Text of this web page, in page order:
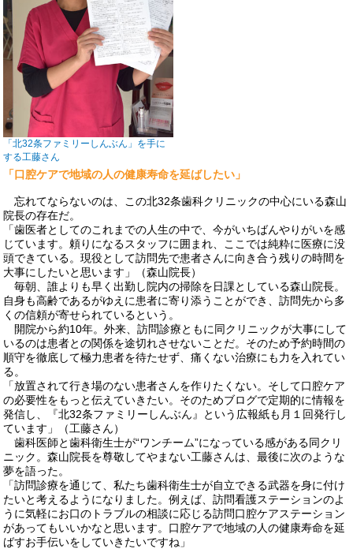
「北32条ファミリーしんぶん」を手に
する工藤さん
「口腔ケアで地域の人の健康寿命を延ばしたい」
忘れてならないのは、この北32条歯科クリニックの中心にいる森山
院長の存在だ。
「歯医者としてのこれまでの人生の中で、今がいちばんやりがいを感
じています。頼りになるスタッフに囲まれ、ここでは純粋に医療に没
頭できている。現役として訪問先で患者さんに向き合う残りの時間を
大事にしたいと思います」（森山院長）
毎朝、誰よりも早く出勤し院内の掃除を日課としている森山院長。
自身も高齢であるがゆえに患者に寄り添うことができ、訪問先から多
くの信頼が寄せられているという。
開院から約10年。外来、訪問診療ともに同クリニックが大事にして
いるのは患者との関係を途切れさせないことだ。そのため予約時間の
順守を徹底して極力患者を待たせず、痛くない治療にも力を入れてい
る。
「放置されて行き場のない患者さんを作りたくない。そして口腔ケア
の必要性をもっと伝えていきたい。そのためブログで定期的に情報を
発信し、『北32条ファミリーしんぶん』という広報紙も月１回発行し
ています」（工藤さん）
歯科医師と歯科衛生士が“ワンチーム”になっている感がある同クリ
ニック。森山院長を尊敬してやまない工藤さんは、最後に次のような
夢を語った。
「訪問診療を通じて、私たち歯科衛生士が自立できる武器を身に付け
たいと考えるようになりました。例えば、訪問看護ステーションのよ
うに気軽にお口のトラブルの相談に応じる訪問口腔ケアステーション
があってもいいかなと思います。口腔ケアで地域の人の健康寿命を延
ばすお手伝いをしていきたいですね」